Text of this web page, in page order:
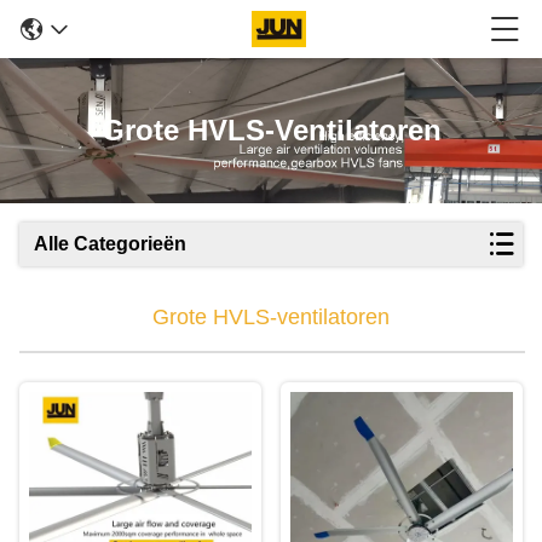
Grote HVLS-Ventilatoren
Alle Categorieën
Grote HVLS-ventilatoren